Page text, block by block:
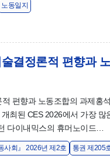
노동일지
결정론적 편향과
편향과 노동조합의 과제홍
최된 CES 2026에서 가장 많
다이내믹스의 휴머노이드…
사회』 2026년 제2호 통권 제205